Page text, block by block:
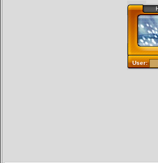
User: